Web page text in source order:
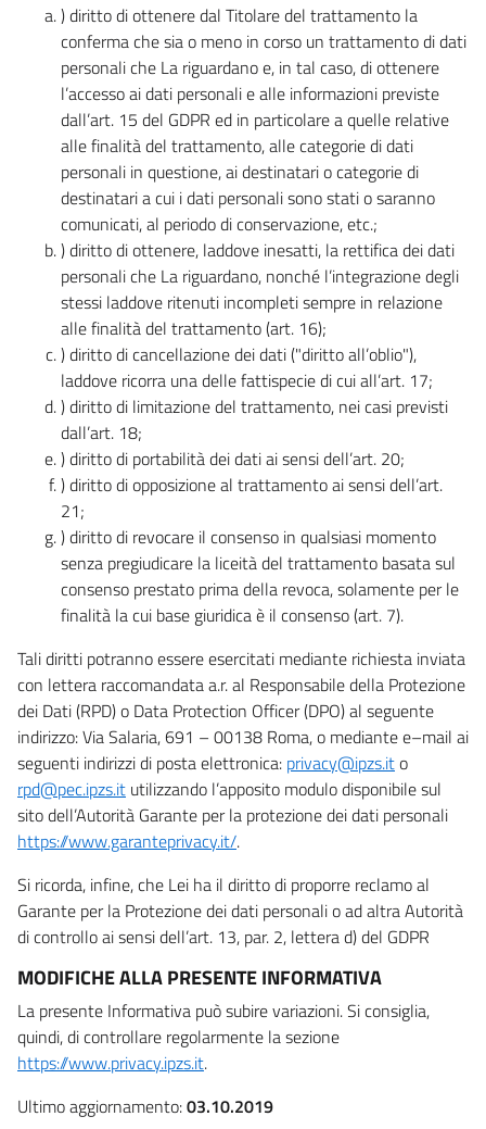
) diritto di ottenere dal Titolare del trattamento la
conferma che sia o meno in corso un trattamento di dati
personali che La riguardano e, in tal caso, di ottenere
l’accesso ai dati personali e alle informazioni previste
dall’art. 15 del GDPR ed in particolare a quelle relative
alle finalità del trattamento, alle categorie di dati
personali in questione, ai destinatari o categorie di
destinatari a cui i dati personali sono stati o saranno
comunicati, al periodo di conservazione, etc.;
) diritto di ottenere, laddove inesatti, la rettifica dei dati
personali che La riguardano, nonché l’integrazione degli
stessi laddove ritenuti incompleti sempre in relazione
alle finalità del trattamento (art. 16);
) diritto di cancellazione dei dati ("diritto all’oblio"),
laddove ricorra una delle fattispecie di cui all’art. 17;
) diritto di limitazione del trattamento, nei casi previsti
dall’art. 18;
) diritto di portabilità dei dati ai sensi dell’art. 20;
) diritto di opposizione al trattamento ai sensi dell’art.
21;
) diritto di revocare il consenso in qualsiasi momento
senza pregiudicare la liceità del trattamento basata sul
consenso prestato prima della revoca, solamente per le
finalità la cui base giuridica è il consenso (art. 7).
Tali diritti potranno essere esercitati mediante richiesta inviata
con lettera raccomandata a.r. al Responsabile della Protezione
dei Dati (RPD) o Data Protection Officer (DPO) al seguente
indirizzo: Via Salaria, 691 – 00138 Roma, o mediante e–mail ai
seguenti indirizzi di posta elettronica: privacy@ipzs.ito
rpd@pec.ipzs.it utilizzando l’apposito modulo disponibile sul
sito dell’Autorità Garante per la protezione dei dati personali
https://www.garanteprivacy.it/.
Si ricorda, infine, che Lei ha il diritto di proporre reclamo al
Garante per la Protezione dei dati personali o ad altra Autorità
di controllo ai sensi dell’art. 13, par. 2, lettera d) del GDPR
MODIFICHE ALLA PRESENTE INFORMATIVA
La presente Informativa può subire variazioni. Si consiglia,
quindi, di controllare regolarmente la sezione
https://www.privacy.ipzs.it.
Ultimo aggiornamento:03.10.2019